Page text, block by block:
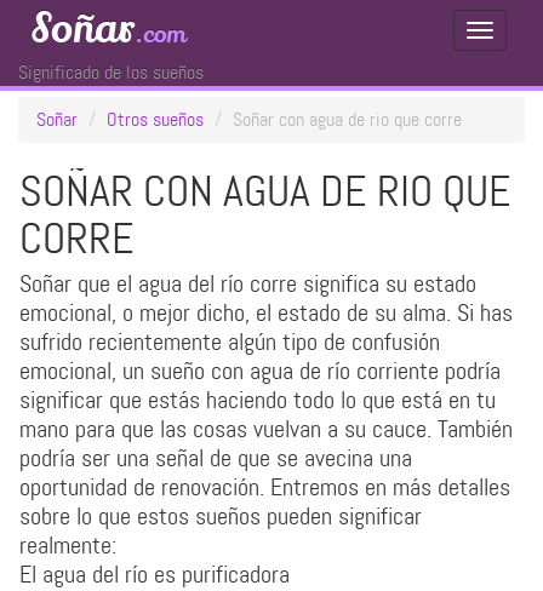
Toggle
Soñar.com
Significado de los sueños
Soñar
Otros sueños Soñar con agua de rio que corre
SOÑAR CON AGUA DE RIO QUE
CORRE
Soñar que el agua del río corre significa su estado
emocional, o mejor dicho, el estado de su alma. Si has
sufrido recientemente algún tipo de confusión
emocional, un sueño con agua de río corriente podría
significar que estás haciendo todo lo que está en tu
mano para que las cosas vuelvan a su cauce. También
podría ser una señal de que se avecina una
oportunidad de renovación. Entremos en más detalles
sobre lo que estos sueños pueden significar
realmente:
El agua del río es purificadora